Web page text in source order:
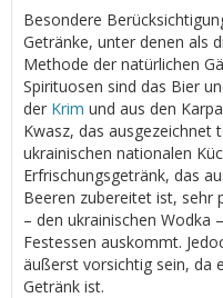
Besondere
Getränke, unter denen als
Methode der natürlichen
Spirituosen sind das Bier
der Krim und aus den
Kwasz, das ausgezeichnet
ukrainischen nationalen
Erfrischungsgetränk, das
Beeren zubereitet ist, sehr
– den ukrainischen Wodka
Festessen auskommt.
äußerst vorsichtig sein, da
Getränk ist.